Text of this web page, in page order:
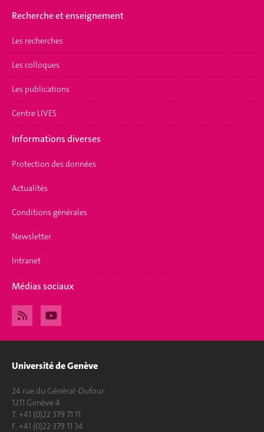
Recherche et enseignement
Les recherches
Les colloques
Les publications
Centre LIVES
Informations diverses
Protection des données
Actualités
Conditions générales
Newsletter
Intranet
Médias sociaux
Université de Genève
24 rue du Général-Dufour
1211 Genève 4
T. +41 (0)22 379 71 11
F. +41 (0)22 379 11 34